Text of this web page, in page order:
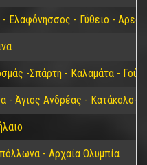
Ελαφόνησσος - Γύθειο -
-Σπάρτη - Καλαμάτα -
- Άγιος Ανδρέας - Κατάκολο-
- Αρχαία Ολυμπία